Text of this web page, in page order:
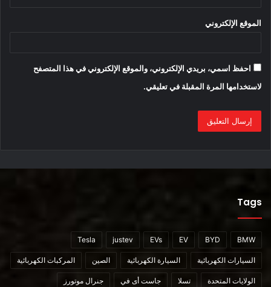
الموقع الإلكتروني
احفظ اسمي، بريدي الإلكتروني، والموقع الإلكتروني في هذا المتصفح
لاستخدامها المرة المقبلة في تعليقي.
Tags
BMW
BYD
EV
EVs
justev
Tesla
السيارات الكهربائية السيارة الكهربائية الصين المركبات الكهربائية
الولايات المتحدة تسلا جاست أى في جنرال موتورز